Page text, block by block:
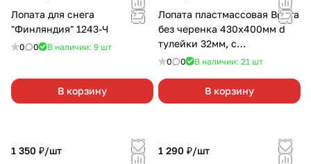
Лопата для снега
"Финляндия" 1243-Ч
0 0 В наличии: 9 шт
В корзину
Лопата пластмассовая Вьюга
без черенка 430х400мм d
тулейки 32мм, с
оцинкованной планкой
0 0 В наличии: 21 шт
В корзину
1 350 ₽/шт
1 290 ₽/шт